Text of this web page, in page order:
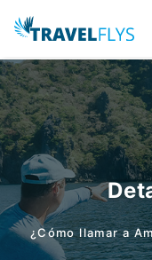
¿Cómo llamar a